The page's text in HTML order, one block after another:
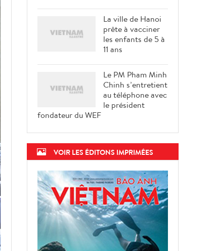
La ville de Hanoi
prête à vacciner
les enfants de 5 à
11 ans
Le PM Pham Minh
Chinh s’entretient
au téléphone avec
le président
fondateur du WEF
VOIR LES ÉDITONS IMPRIMÉES